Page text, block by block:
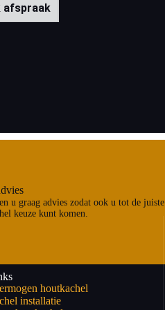
afspraak
u graag advies zodat ook u tot de juiste
keuze kunt komen.
houtkachel
installatie